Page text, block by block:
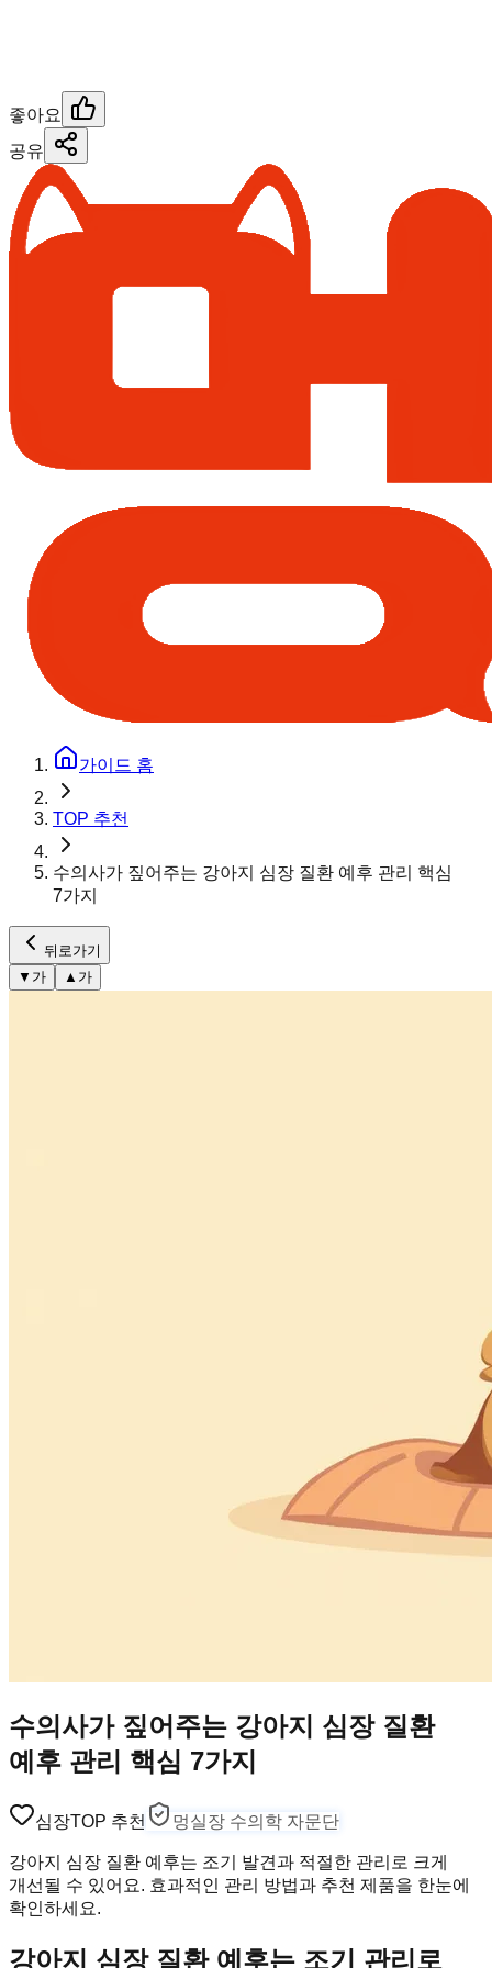
좋아요
공유
가이드 홈
TOP 추천
수의사가 짚어주는 강아지 심장 질환 예후 관리 핵심
7가지
뒤로가기
▼ 가 ▲ 가
수의사가 짚어주는 강아지 심장 질환
예후 관리 핵심 7가지
심장TOP 추천 멍실장 수의학 자문단
강아지 심장 질환 예후는 조기 발견과 적절한 관리로 크게
개선될 수 있어요. 효과적인 관리 방법과 추천 제품을 한눈에
확인하세요.
강아지 심장 질환 예후는 조기 관리로